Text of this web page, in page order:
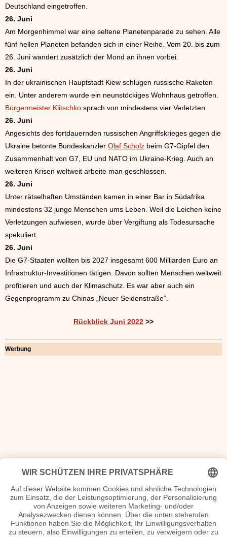
Deutschland eingetroffen.
26. Juni
Am Morgenhimmel war eine seltene Planetenparade zu sehen. Alle
fünf hellen Planeten befanden sich in einer Reihe. Vom 20. bis zum
26. Juni wandert zusätzlich der Mond an ihnen vorbei.
26. Juni
In der ukrainischen Hauptstadt Kiew schlugen russische Raketen
ein. Unter anderem wurde ein neunstöckiges Wohnhaus getroffen.
Bürgermeister Klitschko sprach von mindestens vier Verletzten.
26. Juni
Angesichts des fortdauernden russischen Angriffskrieges gegen die
Ukraine betonte Bundeskanzler Olaf Scholz beim G7-Gipfel den
Zusammenhalt von G7, EU und NATO im Ukraine-Krieg. Auch an
weiteren Krisen weltweit arbeite man geschlossen.
26. Juni
Unter rätselhaften Umständen kamen in einer Bar in Südafrika
mindestens 32 junge Menschen ums Leben. Weil die Leichen keine
Verletzungen aufwiesen, wurde über Vergiftung als Todesursache
spekuliert.
26. Juni
Die G7-Staaten wollten bis 2027 insgesamt 600 Milliarden Euro an
Infrastruktur-Investitionen tätigen. Davon sollten Menschen weltweit
profitieren und auch der Klimaschutz. Es war aber auch ein
Gegenprogramm zu Chinas „Neuer Seidenstraße“.
Rückblick Juni 2022 >>
Werbung